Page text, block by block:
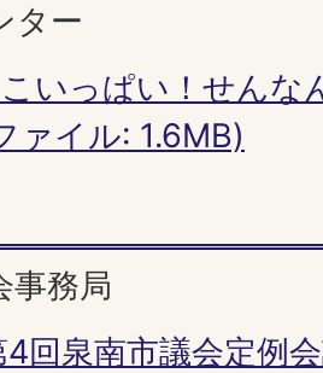
ター
こいっぱい！せん
ァイル: 1.6MB)
事務局
回泉南市議会定例